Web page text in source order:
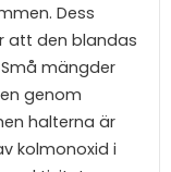
Dess
att den blandas
mängder
genom
halterna är
kolmonoxid i